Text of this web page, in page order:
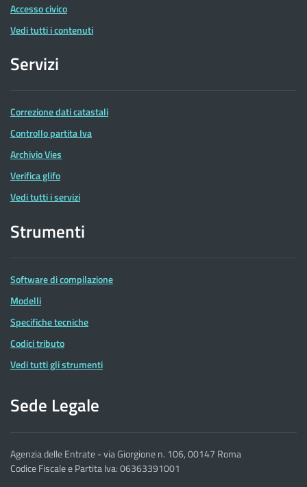
Accesso civico
Vedi tutti i contenuti
Servizi
Correzione dati catastali
Controllo partita Iva
Archivio Vies
Verifica glifo
Vedi tutti i servizi
Strumenti
Software di compilazione
Modelli
Specifiche tecniche
Codici tributo
Vedi tutti gli strumenti
Sede Legale
Agenzia delle Entrate - via Giorgione n. 106, 00147 Roma
Codice Fiscale e Partita Iva: 06363391001